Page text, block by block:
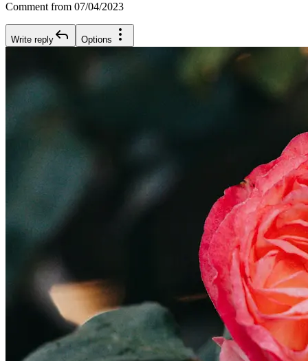
Comment from 07/04/2023
Write reply Options